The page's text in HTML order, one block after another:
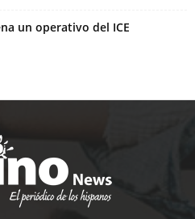
un operativo del ICE